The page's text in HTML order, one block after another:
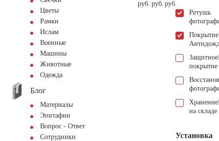
Цветы
Рамки
Ислам
Военные
Машины
Животные
Одежда
Блог
Материалы
Эпитафии
Вопрос - Ответ
Сотрудники
руб. руб. руб.
Ретушь
Покрытие
Защитное
покрытие
Хранение
на складе
Установка